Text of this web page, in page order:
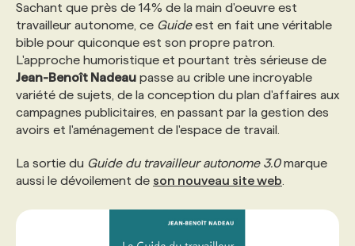
NOS AUTEUR‧RICES
POURQUOI CHOISIR NOS FORMATIONS
NOS TARIFS
PROGRAMMES DE SUBVENTIONS
FAQ
ANNONCEZ AVEC NOUS
Sachant que près de 14% de la main d'oeuvre est
travailleur autonome, ce Guideest en fait une véritable
bible pour quiconque est son propre patron.
L'approche humoristique et pourtant très sérieuse de
Jean-Benoît Nadeau passe au crible une incroyable
variété de sujets, de la conception du plan d'affaires aux
campagnes publicitaires, en passant par la gestion des
avoirs et l'aménagement de l'espace de travail.
La sortie du Guide du travailleur autonome 3.0marque
aussi le dévoilement de son nouveau site web